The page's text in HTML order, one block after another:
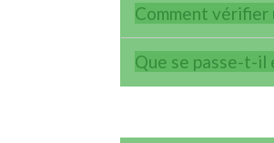
Comment vérifier
Que se passe-t-il